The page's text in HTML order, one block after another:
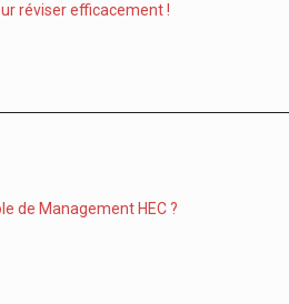
réviser efficacement !
de Management HEC ?